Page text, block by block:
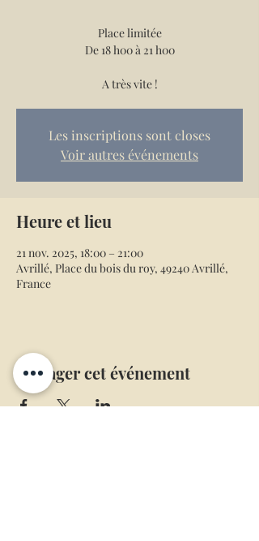
Place limitée
De 18 h00 à 21 h00
A très vite !
Les inscriptions sont closes
Voir autres événements
Heure et lieu
21 nov. 2025, 18:00 – 21:00
Avrillé, Place du bois du roy, 49240 Avrillé,
France
Partager cet événement